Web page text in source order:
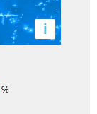
i
%